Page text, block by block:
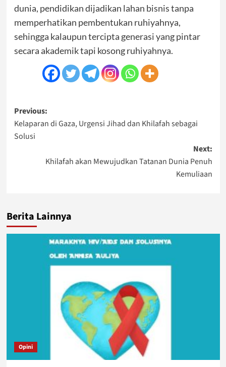
dunia, pendidikan dijadikan lahan bisnis tanpa
memperhatikan pembentukan ruhiyahnya,
sehingga kalaupun tercipta generasi yang pintar
secara akademik tapi kosong ruhiyahnya.
Post
navigation
Previous:
Kelaparan di Gaza, Urgensi Jihad dan Khilafah sebagai
Solusi
Next:
Khilafah akan Mewujudkan Tatanan Dunia Penuh
Kemuliaan
Berita Lainnya
Opini